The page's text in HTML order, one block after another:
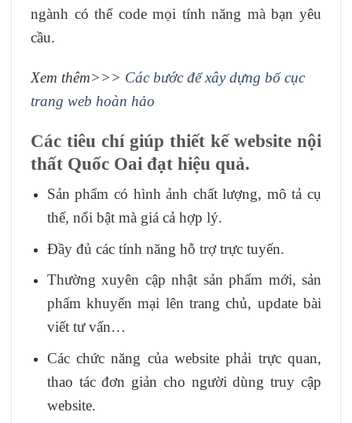
ngành có thể code mọi tính năng mà bạn yêu
cầu.
Xem thêm>>> Các bước để xây dựng bố cục
trang web hoàn hảo
Các tiêu chí giúp thiết kế website nội
thất Quốc Oai đạt hiệu quả.
Sản phẩm có hình ảnh chất lượng, mô tả cụ
thể, nổi bật mà giá cả hợp lý.
Đầy đủ các tính năng hỗ trợ trực tuyến.
Thường xuyên cập nhật sản phẩm mới, sản
phẩm khuyến mại lên trang chủ, update bài
viết tư vấn…
Các chức năng của website phải trực quan,
thao tác đơn giản cho người dùng truy cập
website.